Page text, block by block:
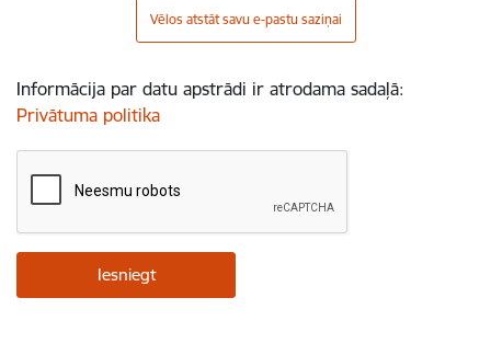
Vēlos atstāt savu e-pastu saziņai
Informācija par datu apstrādi ir atrodama sadaļā:
Privātuma politika